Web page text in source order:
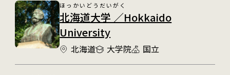
ほっかいどうだいがく
北海道大学 ／Hokkaido
University
北海道 大学院 国立